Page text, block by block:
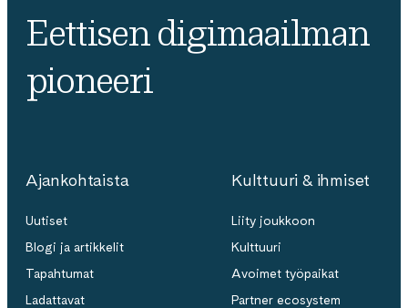
Eettisen digimaailman
pioneeri
Ajankohtaista
Uutiset
Blogi ja artikkelit
Tapahtumat
Ladattavat
Kulttuuri & ihmiset
Liity joukkoon
Kulttuuri
Avoimet työpaikat
Partner ecosystem